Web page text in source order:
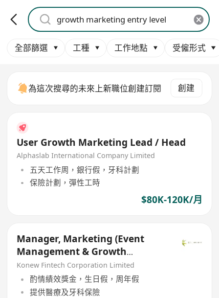
全部篩選 工種 工作地點 受僱形式
為這次搜尋的未來上新職位創建訂閱 創建
User Growth Marketing Lead / Head
Alphaslab International Company Limited
五天工作周，銀行假，牙科計劃
保險計劃，彈性工時
$80K-120K/月
Manager, Marketing (Event
Management & Growth
Marketing)
Konew Fintech Corporation Limited
酌情績效獎金，生日假，周年假
提供醫療及牙科保險